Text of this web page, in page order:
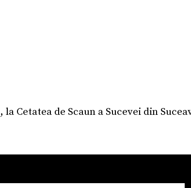
Cetatea de Scaun a Sucevei din